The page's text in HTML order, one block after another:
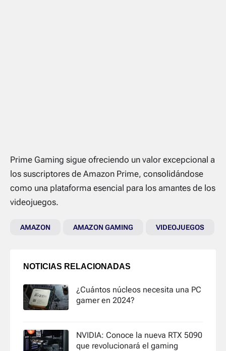
Prime Gaming sigue ofreciendo un valor excepcional a
los suscriptores de Amazon Prime, consolidándose
como una plataforma esencial para los amantes de los
videojuegos.
AMAZON AMAZON GAMING VIDEOJUEGOS
NOTICIAS RELACIONADAS
¿Cuántos núcleos necesita una PC
gamer en 2024?
NVIDIA: Conoce la nueva RTX 5090
que revolucionará el gaming